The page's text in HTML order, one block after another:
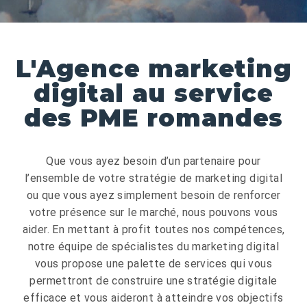
L'Agence marketing
digital au service
des PME romandes
Que vous ayez besoin d’un partenaire pour
l’ensemble de votre stratégie de marketing digital
ou que vous ayez simplement besoin de renforcer
votre présence sur le marché, nous pouvons vous
aider. En mettant à profit toutes nos compétences,
notre équipe de spécialistes du marketing digital
vous propose une palette de services qui vous
permettront de construire une stratégie digitale
efficace et vous aideront à atteindre vos objectifs